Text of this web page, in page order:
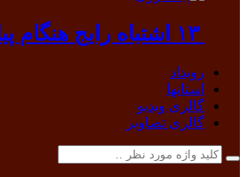
۱۳ اشتباه رایج هنگام پیاده‌روی که ممکن است به بدن آسیب بزند
رویداد
استانها
گالری ویدیو
گالری تصاویر